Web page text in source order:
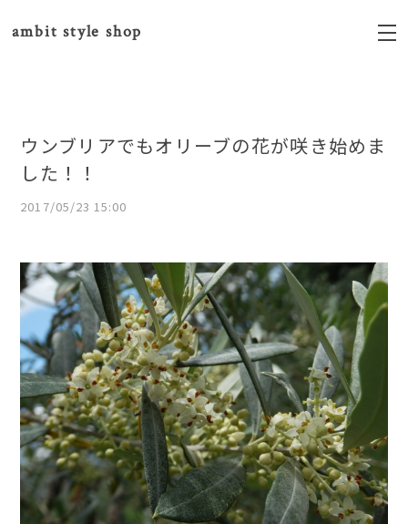
ambit style shop
ウンブリアでもオリーブの花が咲き始めま
した！！
2017/05/23 15:00